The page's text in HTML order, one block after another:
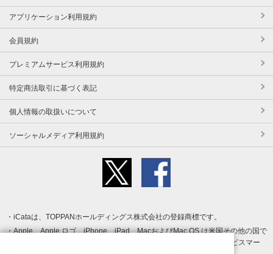
アプリケーション利用規約
会員規約
プレミアムサービス利用規約
特定商法取引に基づく表記
個人情報の取扱いについて
ソーシャルメディア利用規約
iCataは、TOPPANホールディングス株式会社の登録商標です。
Apple、Apple ロゴ、iPhone、iPad、MacおよびMac OS は米国その他の国で
登録された Apple Inc. の商標です。App Store は Apple Inc. のサービスマー